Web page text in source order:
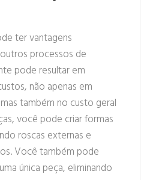
ter vantagens
processos de
pode resultar em
não apenas em
também no custo geral
você pode criar formas
roscas externas e
Você também pode
única peça, eliminando